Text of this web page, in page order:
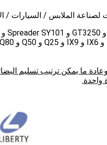
الملابس / السيارات /
ما يمكن ترتيب تسليم
واحدة.